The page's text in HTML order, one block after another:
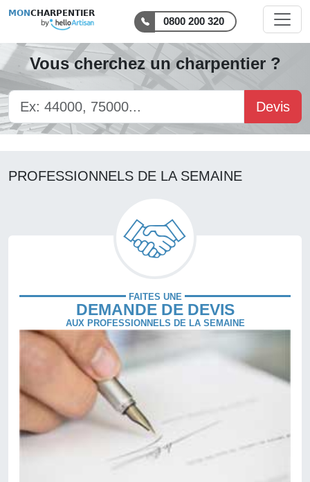
MON CHARPENTIER
0800 200 320
Vous cherchez un charpentier ?
Devis
PROFESSIONNELS DE LA SEMAINE
FAITES UNE
DEMANDE DE DEVIS
AUX PROFESSIONNELS DE LA SEMAINE